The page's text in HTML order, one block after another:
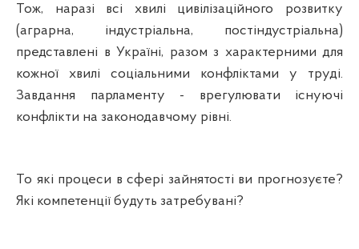
Тож, наразі всі хвилі цивілізаційного розвитку
(аграрна, індустріальна, постіндустріальна)
представлені в Україні, разом з характерними для
кожної хвилі соціальними конфліктами у труді.
Завдання парламенту - врегулювати існуючі
конфлікти на законодавчому рівні.
То які процеси в сфері зайнятості ви прогнозуєте?
Які компетенції будуть затребувані?